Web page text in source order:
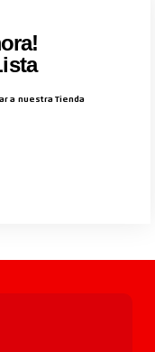
a nuestra Tienda